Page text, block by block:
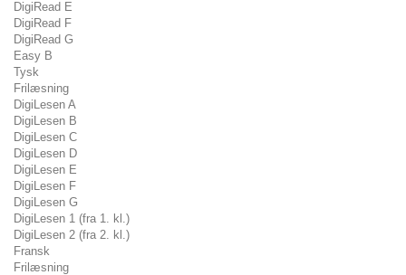
DigiRead E
DigiRead F
DigiRead G
Easy B
Tysk
Frilæsning
DigiLesen A
DigiLesen B
DigiLesen C
DigiLesen D
DigiLesen E
DigiLesen F
DigiLesen G
DigiLesen 1 (fra 1. kl.)
DigiLesen 2 (fra 2. kl.)
Fransk
Frilæsning